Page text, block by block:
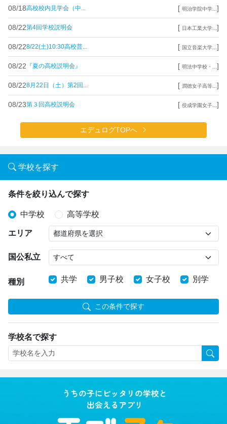
08/18高校校内見学会（中... [ 明治学院中学... ]
08/22第4回学校説明会 [ 日本工業大学... ]
08/228/22(土)10:30高校普... [ 国立音楽大学... ]
08/22 『夏の高校説明会』 [ 明法中学校・... ]
08/228月22日（土）第2回... [ 潤徳女子高等... ]
08/23第３回高校説明会 [ 佼成学園女子... ]
エデュログTOPへ
学校を探す
条件を絞り込んで探す
中学校 高等学校
エリア
国公私立
種別 共学 男子校 女子校 別学
この条件で探す
学校名で探す